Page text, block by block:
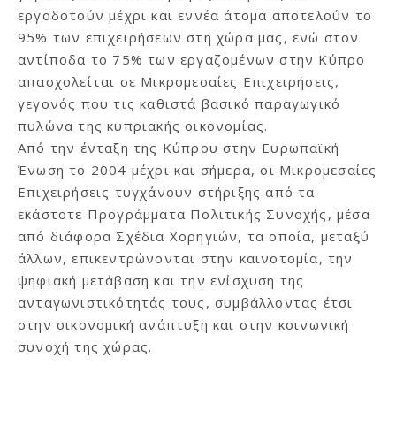
εργοδοτούν μέχρι και εννέα άτομα αποτελούν το
95% των επιχειρήσεων στη χώρα μας, ενώ στον
αντίποδα το 75% των εργαζομένων στην Κύπρο
απασχολείται σε Μικρομεσαίες Επιχειρήσεις,
γεγονός που τις καθιστά βασικό παραγωγικό
πυλώνα της κυπριακής οικονομίας.
Από την ένταξη της Κύπρου στην Ευρωπαϊκή
Ένωση το 2004 μέχρι και σήμερα, οι Μικρομεσαίες
Επιχειρήσεις τυγχάνουν στήριξης από τα
εκάστοτε Προγράμματα Πολιτικής Συνοχής, μέσα
από διάφορα Σχέδια Χορηγιών, τα οποία, μεταξύ
άλλων, επικεντρώνονται στην καινοτομία, την
ψηφιακή μετάβαση και την ενίσχυση της
ανταγωνιστικότητάς τους, συμβάλλοντας έτσι
στην οικονομική ανάπτυξη και στην κοινωνική
συνοχή της χώρας.